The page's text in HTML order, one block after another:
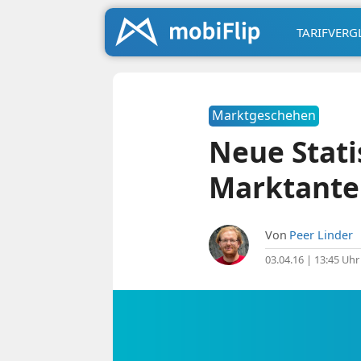
Marktgeschehen
Neue
Von Peer Linder
03.04.16 | 13:45 Uhr